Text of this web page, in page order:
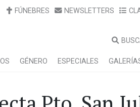
FÚNEBRES NEWSLETTERS
GÉNERO ESPECIALES